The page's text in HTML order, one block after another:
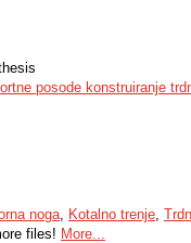
posode konstruiranje
noga, Kotalno trenje,
files! More...